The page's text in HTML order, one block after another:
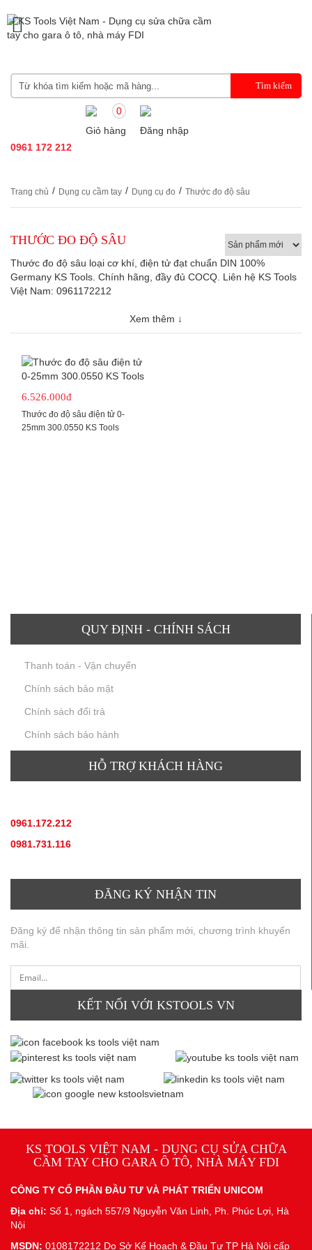
0961 172 212
0
Giỏ hàng
Đăng nhập
Trang chủ / Dụng cụ cầm tay / Dụng cụ đo / Thước đo độ sâu
THƯỚC ĐO ĐỘ SÂU
Thước đo độ sâu loại cơ khí, điện tử đạt chuẩn DIN 100%
Germany KS Tools. Chính hãng, đầy đủ COCQ. Liên hệ KS Tools
Việt Nam: 0961172212
Xem thêm ↓
6.526.000đ
Thước đo độ sâu điện tử 0-
25mm 300.0550 KS Tools
QUY ĐỊNH - CHÍNH SÁCH
Thanh toán - Vận chuyển
Chính sách bảo mật
Chính sách đổi trả
Chính sách bảo hành
HỖ TRỢ KHÁCH HÀNG
0961.172.212
0981.731.116
ĐĂNG KÝ NHẬN TIN
Đăng ký để nhận thông tin sản phẩm mới, chương trình khuyến
mãi.
KẾT NỐI VỚI KSTOOLS VN
KS TOOLS VIỆT NAM - DỤNG CỤ SỬA CHỮA
CẦM TAY CHO GARA Ô TÔ, NHÀ MÁY FDI
CÔNG TY CỔ PHẦN ĐẦU TƯ VÀ PHÁT TRIỂN UNICOM
Địa chỉ: Số 1, ngách 557/9 Nguyễn Văn Linh, Ph. Phúc Lợi, Hà
Nội
MSDN: 0108172212 Do Sở Kế Hoạch & Đầu Tư TP Hà Nội cấp